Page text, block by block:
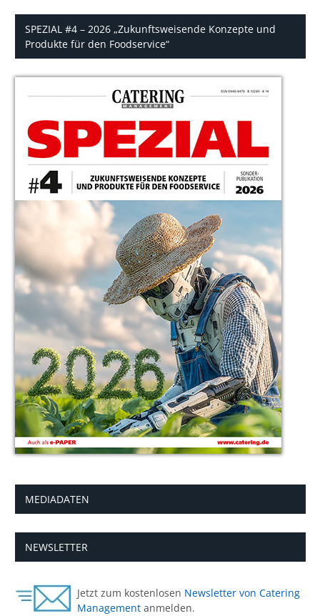
SPEZIAL #4 – 2026 „Zukunftsweisende Konzepte und
Produkte für den Foodservice“
MEDIADATEN
NEWSLETTER
Jetzt zum kostenlosen Newsletter von Catering
Management anmelden.